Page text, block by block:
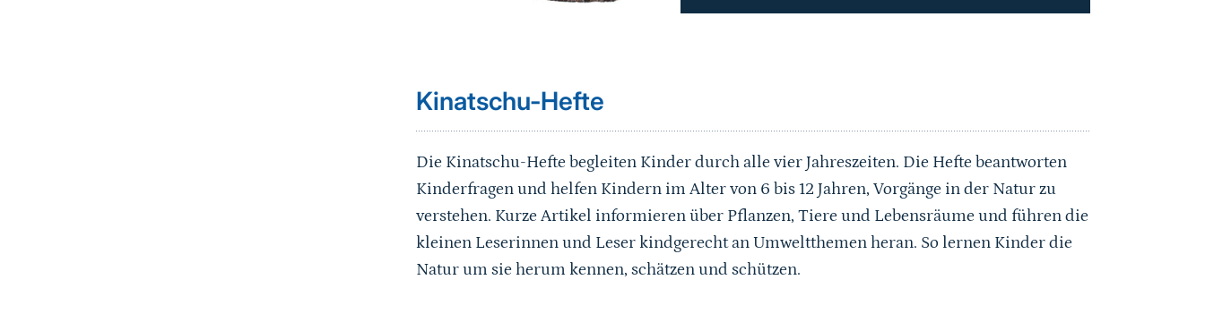
Kinatschu-Hefte
Die Kinatschu-Hefte begleiten Kinder durch alle vier Jahreszeiten. Die Hefte beantworten
Kinderfragen und helfen Kindern im Alter von 6 bis 12 Jahren, Vorgänge in der Natur zu
verstehen. Kurze Artikel informieren über Pflanzen, Tiere und Lebensräume und führen die
kleinen Leserinnen und Leser kindgerecht an Umweltthemen heran. So lernen Kinder die
Natur um sie herum kennen, schätzen und schützen.